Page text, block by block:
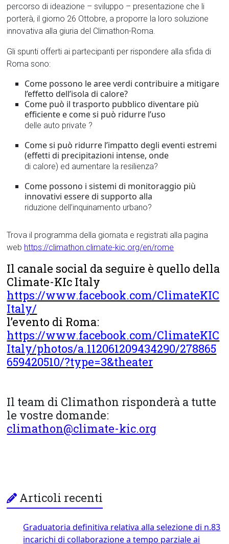
percorso di ideazione – sviluppo – presentazione che li
porterà, il giorno 26 Ottobre, a proporre la loro soluzione
innovativa alla giuria del Climathon-Roma.
Gli spunti offerti ai partecipanti per rispondere alla sfida di
Roma sono:
Come possono le aree verdi contribuire a mitigare
l’effetto dell’isola di calore?
Come può il trasporto pubblico diventare più
efficiente e come si può ridurre l’uso
delle auto private ?
Come si può ridurre l’impatto degli eventi estremi
(effetti di precipitazioni intense, onde
di calore) ed aumentare la resilienza?
Come possono i sistemi di monitoraggio più
innovativi essere di supporto alla
riduzione dell’inquinamento urbano?
Trova il programma della giornata e registrati alla pagina
web https://climathon.climate-kic.org/en/rome
Il canale social da seguire è quello della
Climate-KIc Italy
https://www.facebook.com/ClimateKIC
Italy/
l’evento di Roma:
https://www.facebook.com/ClimateKIC
Italy/photos/a.112061209434290/278865
659420510/?type=3&theater
Il team di Climathon risponderà a tutte
le vostre domande:
climathon@climate-kic.org
Articoli recenti
Graduatoria definitiva relativa alla selezione di n.83
incarichi di collaborazione a tempo parziale ai